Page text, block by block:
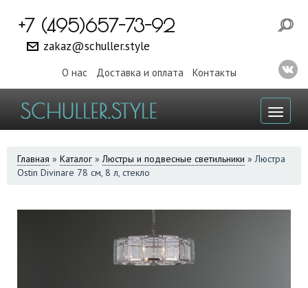
+7 (495)657-73-92
zakaz@schuller.style
О нас Доставка и оплата Контакты
ВЫ
ЗДЕСЬ
Главная » Каталог » Люстры и подвесные светильники » Люстра
Ostin Divinare 78 см, 8 л, стекло